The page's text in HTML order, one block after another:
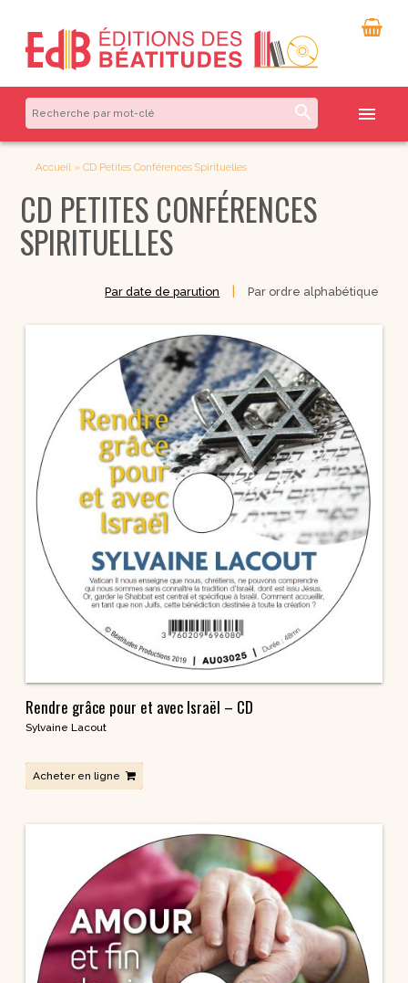
search menu
Accueil» CD Petites Conférences Spirituelles
CD PETITES CONFÉRENCES
SPIRITUELLES
Par date de parution Par ordre alphabétique
Rendre grâce pour et avec Israël – CD
Sylvaine Lacout
Acheter en ligne